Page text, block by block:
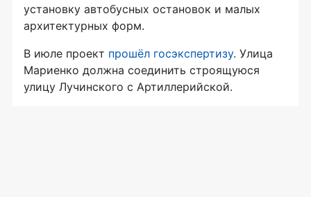
установку автобусных остановок и малых
архитектурных форм.
В июле проект прошёл госэкспертизу. Улица
Мариенко должна соединить строящуюся
улицу Лучинского с Артиллерийской.